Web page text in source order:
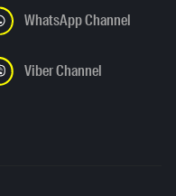
WhatsApp Channel
Viber Channel